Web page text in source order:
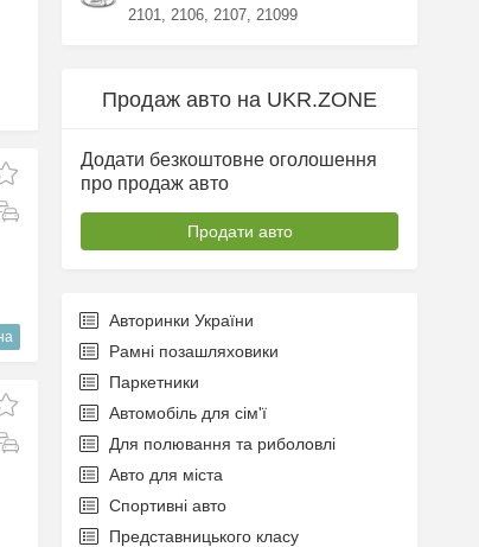
2101 2106 2107 21099
Продаж авто на UKR.ZONE
Додати безкоштовне оголошення
про продаж авто
Продати авто
Авторинки України
Рамні позашляховики
Паркетники
Автомобіль для сім'ї
Для полювання та риболовлі
Авто для міста
Спортивні авто
Представницького класу